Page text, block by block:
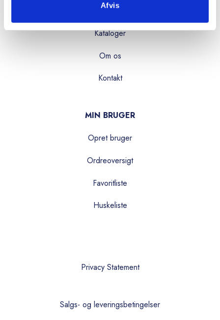
Afvis
Services
Kataloger
Om os
Kontakt
MIN BRUGER
Opret bruger
Ordreoversigt
Favoritliste
Huskeliste
Privacy Statement
Salgs- og leveringsbetingelser